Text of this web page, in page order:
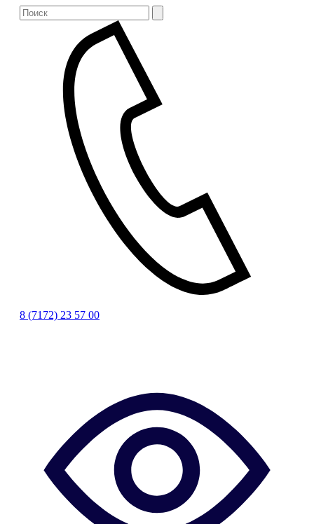
8 (7172) 23 57 00